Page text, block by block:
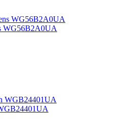
WG56B2A0UA